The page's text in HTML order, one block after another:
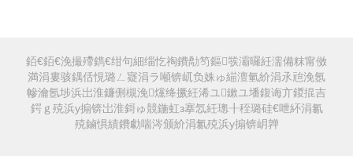
銆€銆€浼撮殢鐫€绀句細缁忔祹鐨勪笉鏂彂灞曪紝濡備粖甯傚
満涓婁骇鍝佸悓璐ㄥ寲涓ラ噸锛屼负姝ゅ緢澶氫紒涓氶兘浼氬
幓瀹氬埗浜岀淮鐮侀槻浼爣绛撅紝浠ユ鏉ユ墦鍑诲亣鍐掍吉
鍔ｇ殑浜у搧锛岀淮鎶ゅ競鍦虹з搴忥紝璁╂秷璐硅€呭紑涓氱
殑鏀惧績鐨勮喘涔颁紒涓氱殑浜у搧锛岄亸